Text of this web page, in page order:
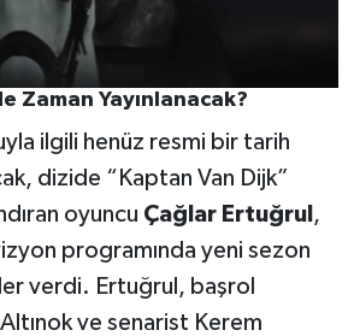
Zaman Yayınlanacak?
ilgili henüz resmi bir tarih
dizide “Kaptan Van Dijk”
oyuncu Çağlar Ertuğrul ,
programında yeni sezon
verdi. Ertuğrul, başrol
ve senarist Kerem